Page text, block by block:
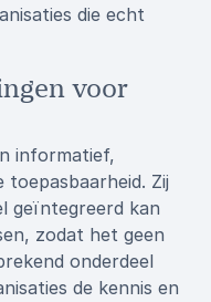
die echt
voor
informatief,
Zij
geïntegreerd kan
zodat het geen
onderdeel
de kennis en